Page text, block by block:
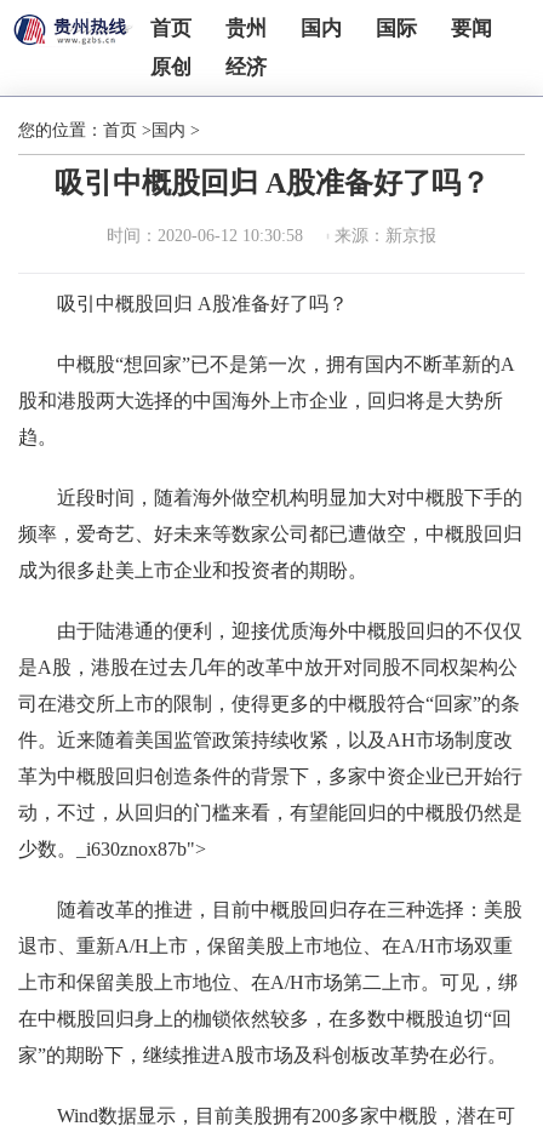
首页 贵州 国内 国际
要闻
原创
经济
您的位置： 首页 > 国内 >
吸引中概股回归 A股准备好了吗？
时间：2020-06-12 10:30:58 来源：新京报
吸引中概股回归 A股准备好了吗？
中概股“想回家”已不是第一次，拥有国内不断革新的A
股和港股两大选择的中国海外上市企业，回归将是大势所
趋。
近段时间，随着海外做空机构明显加大对中概股下手的
频率，爱奇艺、好未来等数家公司都已遭做空，中概股回归
成为很多赴美上市企业和投资者的期盼。
由于陆港通的便利，迎接优质海外中概股回归的不仅仅
是A股，港股在过去几年的改革中放开对同股不同权架构公
司在港交所上市的限制，使得更多的中概股符合“回家”的条
件。近来随着美国监管政策持续收紧，以及AH市场制度改
革为中概股回归创造条件的背景下，多家中资企业已开始行
动，不过，从回归的门槛来看，有望能回归的中概股仍然是
少数。_i630znox87b">
随着改革的推进，目前中概股回归存在三种选择：美股
退市、重新A/H上市，保留美股上市地位、在A/H市场双重
上市和保留美股上市地位、在A/H市场第二上市。可见，绑
在中概股回归身上的枷锁依然较多，在多数中概股迫切“回
家”的期盼下，继续推进A股市场及科创板改革势在必行。
Wind数据显示，目前美股拥有200多家中概股，潜在可